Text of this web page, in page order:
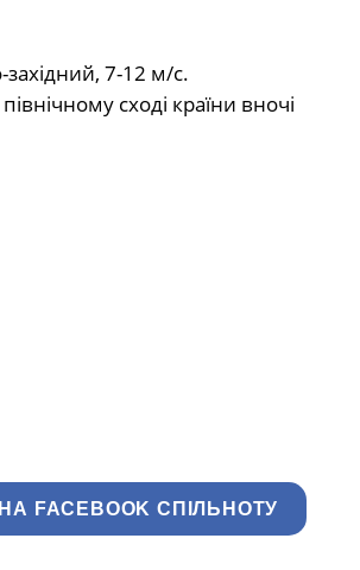
західний, 7-12 м/с.
сході країни вночі
FACEBOOK СПІЛЬНОТУ